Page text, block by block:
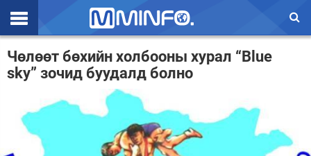
Эхлэл
Цаг агаар
Валют ханш
Улс төр
Чөлөөт бөхийн холбооны хурал “Blue
sky” зочид буудалд болно